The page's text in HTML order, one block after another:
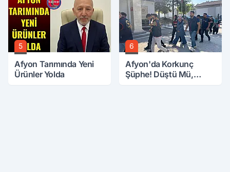
5
Afyon Tarımında Yeni
Ürünler Yolda
6
Afyon'da Korkunç
Şüphe! Düştü Mü,